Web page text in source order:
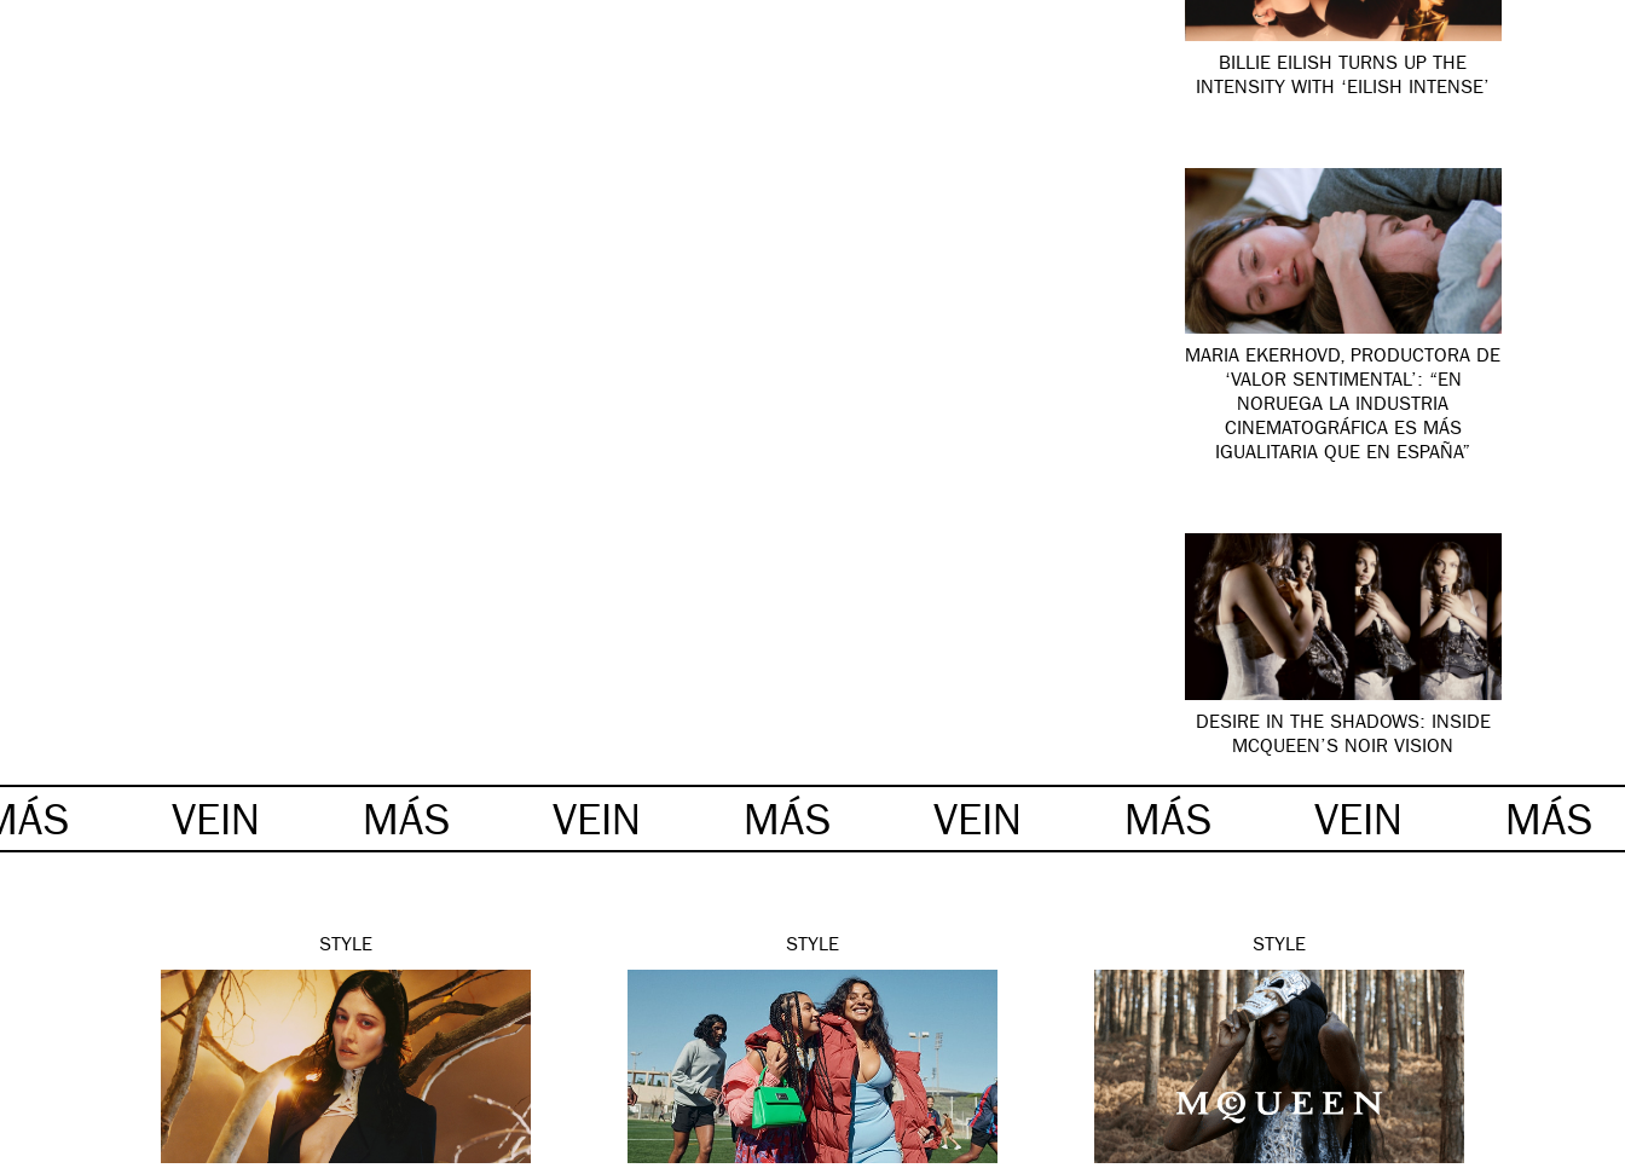
BILLIE EILISH TURNS UP THE
INTENSITY WITH ‘EILISH INTENSE’
MARIA EKERHOVD, PRODUCTORA DE
‘VALOR SENTIMENTAL’: “EN
NORUEGA LA INDUSTRIA
CINEMATOGRÁFICA ES MÁS
IGUALITARIA QUE EN ESPAÑA”
DESIRE IN THE SHADOWS: INSIDE
MCQUEEN’S NOIR VISION
VEIN MÁS VEIN MÁS VEIN MÁS VEIN MÁS
STYLE STYLE STYLE